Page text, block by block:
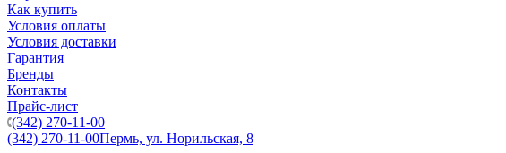
Как купить
Условия оплаты
Условия доставки
Гарантия
Бренды
Контакты
Прайс-лист
(342) 270-11-00
(342) 270-11-00Пермь, ул. Норильская, 8